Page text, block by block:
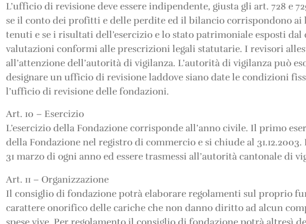
L’ufficio di revisione deve essere indipendente, giusta gli art. 728 e
se il conto dei profitti e delle perdite ed il bilancio corrispondono ai
tenuti e se i risultati dell’esercizio e lo stato patrimoniale esposti
valutazioni conformi alle prescrizioni legali statutarie. I revisori
all’attenzione dell’autorità di vigilanza. L’autorità di vigilanza può
designare un ufficio di revisione laddove siano date le condizioni
l’ufficio di revisione delle fondazioni.
Art. 10 – Esercizio
L’esercizio della Fondazione corrisponde all’anno civile. Il primo
della Fondazione nel registro di commercio e si chiude al
31 marzo di ogni anno ed essere trasmessi all’autorità cantonale di
Art. 11 – Organizzazione
Il consiglio di fondazione potrà elaborare regolamenti sul proprio
carattere onorifico delle cariche che non danno diritto ad alcun